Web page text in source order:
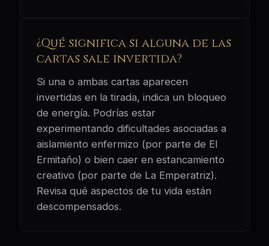
¿Qué significa si alguna de las
cartas sale invertida?
Si una o ambas cartas aparecen
invertidas en la tirada, indica un bloqueo
de energía. Podrías estar
experimentando dificultades asociadas a
aislamiento enfermizo (por parte de El
Ermitaño) o bien caer en estancamiento
creativo (por parte de La Emperatriz).
Revisa qué aspectos de tu vida están
descompensados.